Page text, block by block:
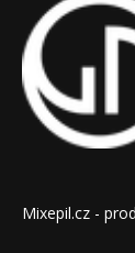
Mixepil.cz -